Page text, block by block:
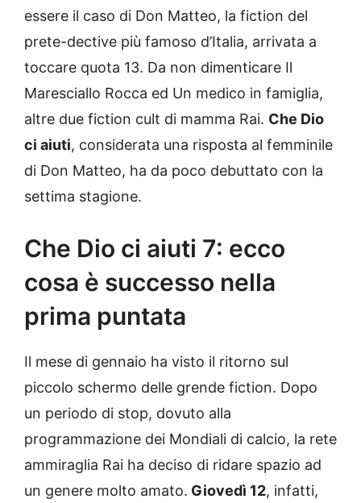
essere il caso di Don Matteo, la fiction del
prete-dective più famoso d’Italia, arrivata a
toccare quota 13. Da non dimenticare Il
Maresciallo Rocca ed Un medico in famiglia,
altre due fiction cult di mamma Rai. Che Dio
ci aiuti, considerata una risposta al femminile
di Don Matteo, ha da poco debuttato con la
settima stagione.
Che Dio ci aiuti 7: ecco
cosa è successo nella
prima puntata
Il mese di gennaio ha visto il ritorno sul
piccolo schermo delle grende fiction. Dopo
un periodo di stop, dovuto alla
programmazione dei Mondiali di calcio, la rete
ammiraglia Rai ha deciso di ridare spazio ad
un genere molto amato. Giovedì 12, infatti,